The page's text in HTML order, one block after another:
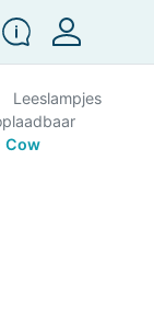
Leeslampjes
Cow